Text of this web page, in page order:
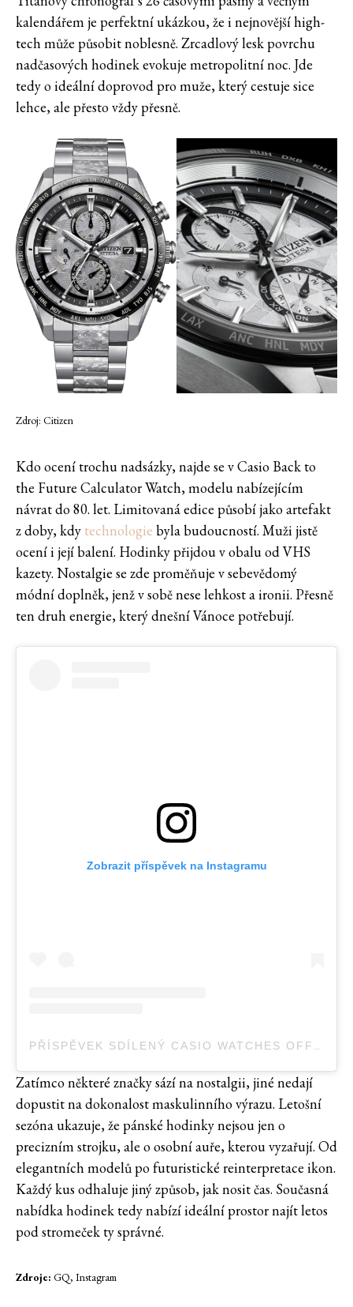
kalendářem je perfektní ukázkou, že i nejnovější high-
tech může působit noblesně. Zrcadlový lesk povrchu
nadčasových hodinek evokuje metropolitní noc. Jde
tedy o ideální doprovod pro muže, který cestuje sice
lehce, ale přesto vždy přesně.
Zdroj: Citizen
Kdo ocení trochu nadsázky, najde se v Casio Back to
the Future Calculator Watch, modelu nabízejícím
návrat do 80. let. Limitovaná edice působí jako artefakt
z doby, kdy technologie byla budoucností. Muži jistě
ocení i její balení. Hodinky přijdou v obalu od VHS
kazety. Nostalgie se zde proměňuje v sebevědomý
módní doplněk, jenž v sobě nese lehkost a ironii. Přesně
ten druh energie, který dnešní Vánoce potřebují.
Zobrazit příspěvek na Instagramu
PŘÍSPĚVEK SDÍLENÝ CASIO WATCHES OFFICIAL (@CASIOWATCHES_OFFICIAL)
Zatímco některé značky sází na nostalgii, jiné nedají
dopustit na dokonalost maskulinního výrazu. Letošní
sezóna ukazuje, že pánské hodinky nejsou jen o
precizním strojku, ale o osobní auře, kterou vyzařují. Od
elegantních modelů po futuristické reinterpretace ikon.
Každý kus odhaluje jiný způsob, jak nosit čas. Současná
nabídka hodinek tedy nabízí ideální prostor najít letos
pod stromeček ty správné.
Zdroje: GQ, Instagram